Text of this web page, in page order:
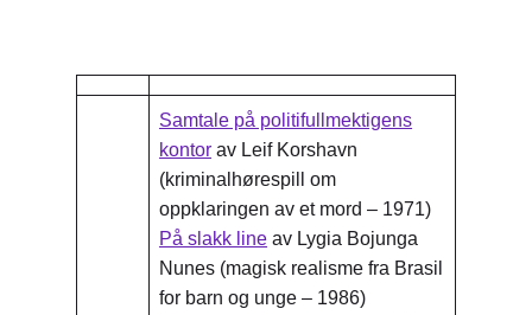
Samtale på politifullmektigens
kontor av Leif Korshavn
(kriminalhørespill om
oppklaringen av et mord – 1971)
På slakk line av Lygia Bojunga
Nunes (magisk realisme fra Brasil
for barn og unge – 1986)